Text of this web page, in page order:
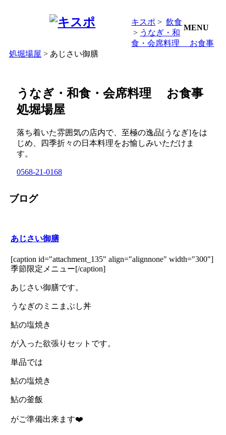
MENU
キスポ >飲食
> うなぎ・和
食・会席料理 お食事
処堀場屋 > あじさい御膳
うなぎ・和食・会席料理 お食事
処堀場屋
落ち着いた雰囲気の店内で、至極の逸品[うなぎ]をは
じめ、四季折々の日本料理をお愉しみいただけま
す。
0568-21-0168
ブログ
あじさい御膳
[caption id="attachment_135" align="alignnone" width="300"]
季節限定メニュー[/caption]
あじさい御膳です。
うなぎのミニまぶし丼
鮎の塩焼き
が入った欲張りセットです。
単品では
鮎の塩焼き
鮎の釜飯
がご準備出来ます❤️